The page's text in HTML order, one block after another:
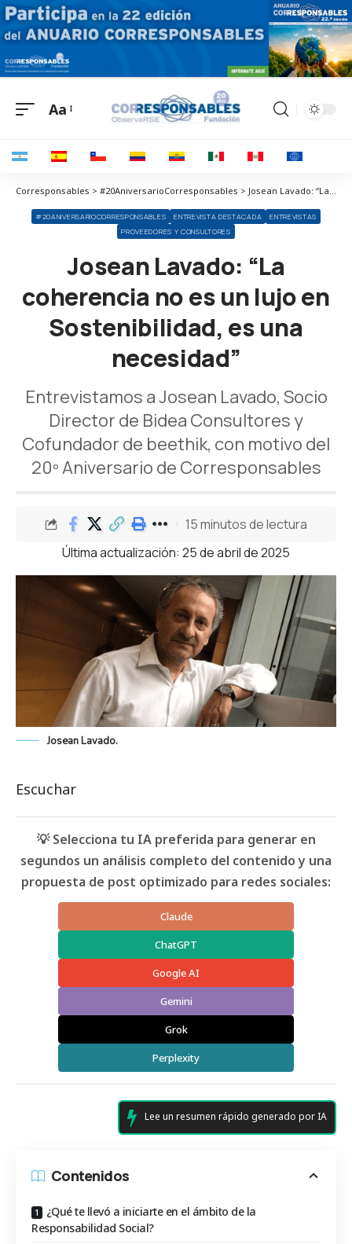
Aa
Corresponsables > #20AniversarioCorresponsables > Josean Lavado: “La coherencia no es un lujo en Sostenibilidad, es una necesidad”
#20ANIVERSARIOCORRESPONSABLES ENTREVISTA DESTACADA
ENTREVISTAS
PROVEEDORES Y CONSULTORES
Josean Lavado: “La
coherencia no es un lujo en
Sostenibilidad, es una
necesidad”
Entrevistamos a Josean Lavado, Socio
Director de Bidea Consultores y
Cofundador de beethik, con motivo del
20º Aniversario de Corresponsables
Última actualización: 25 de abril de 2025
15 minutos de lectura
Josean Lavado.
Escuchar
💡 Selecciona tu IA preferida para generar en
segundos un análisis completo del contenido y una
propuesta de post optimizado para redes sociales:
Claude
ChatGPT
Google AI
Gemini
Grok
Perplexity
Lee un resumen rápido generado por IA
Contenidos
¿Qué te llevó a iniciarte en el ámbito de la
Responsabilidad Social?